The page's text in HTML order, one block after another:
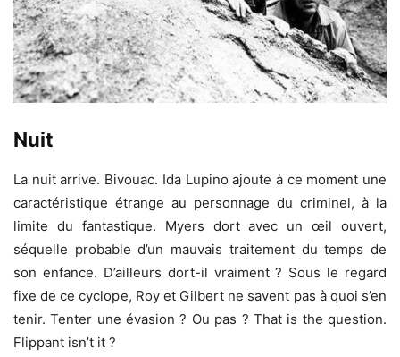
Nuit
La nuit arrive. Bivouac. Ida Lupino ajoute à ce moment une
caractéristique étrange au personnage du criminel, à la
limite du fantastique. Myers dort avec un œil ouvert,
séquelle probable d’un mauvais traitement du temps de
son enfance. D’ailleurs dort-il vraiment ? Sous le regard
fixe de ce cyclope, Roy et Gilbert ne savent pas à quoi s’en
tenir. Tenter une évasion ? Ou pas ? That is the question.
Flippant isn’t it ?